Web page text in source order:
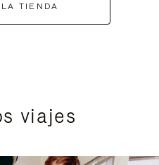
TIENDA
viajes